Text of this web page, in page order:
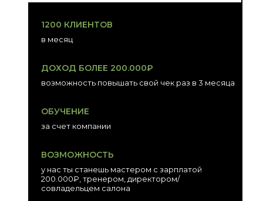
1200 КЛИЕНТОВ
в месяц
ДОХОД БОЛЕЕ 200.000₽
возможность повышать свой чек раз в 3 месяца
ОБУЧЕНИЕ
за счет компании
ВОЗМОЖНОСТЬ
у нас ты станешь мастером с зарплатой
200.000₽, тренером, директором/
совладельцем салона